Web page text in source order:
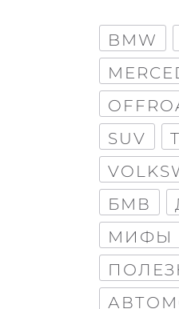
BMW
SUV
БМВ
МИФЫ